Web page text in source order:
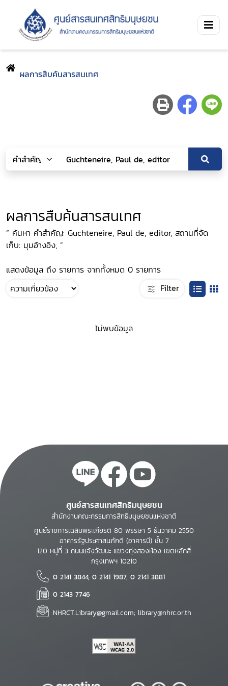
ผลการสืบค้นสารสนเทศ
ผลการสืบค้นสารสนเทศ
“ ค้นหา คำสำคัญ: Guchteneire, Paul de, editor, สถานที่จัด
เก็บ: มุมอ้างอิง, ”
แสดงข้อมูล ถึง รายการ จากทั้งหมด 0 รายการ
Filter
ไม่พบข้อมูล
ศูนย์สารสนเทศสิทธิมนุษยชน
สำนักงานคณะกรรมการสิทธิมนุษยชนแห่งชาติ
ศูนย์ราชการเฉลิมพระเกียรติ 80 พรรษา 5 ธันวาคม 2550
อาคารรัฐประศาสนภักดี (อาคารบี) ชั้น 7
120 หมู่ที่ 3 ถนนแจ้งวัฒนะ แขวงทุ่งสองห้อง เขตหลักสี่
กรุงเทพฯ 10210
0 2141 3844, 0 2141 1987, 0 2141 3881
0 2143 7746
NHRCT.Library@gmail.com; library@nhrc.or.th